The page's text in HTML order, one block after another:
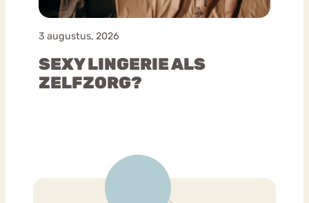
3 augustus, 2026
SEXY LINGERIE ALS
ZELFZORG?